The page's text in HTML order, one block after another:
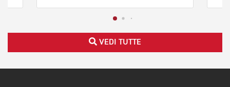
VEDI TUTTE